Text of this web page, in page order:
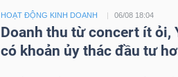
HOẠT ĐỘNG KINH DOANH 06/08 18:04
Doanh thu từ concert ít ỏi,
có khoản ủy thác đầu tư